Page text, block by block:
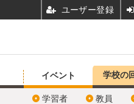
イベント
学習者 教員
学校の
ユーザー登録